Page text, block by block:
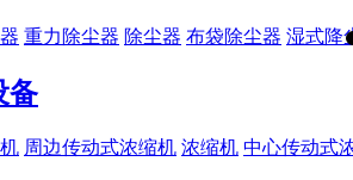
重力除尘器 除尘器 布袋除尘器 湿式降
备
周边传动式浓缩机 浓缩机 中心传动式